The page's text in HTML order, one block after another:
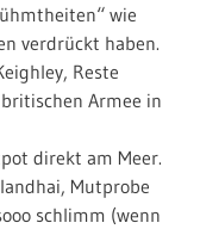
wie
verdrückt haben.
Reste
Armee in
direkt am Meer.
Mutprobe
schlimm (wenn